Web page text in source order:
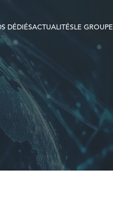
DÉDIÉSACTUALITÉSLE GROUPE